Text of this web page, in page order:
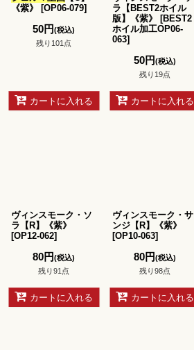
《紫》
[OP06-079]
50円(税込)
残り101点
カートに入れる
ラ【BEST2ホイル
版】《紫》
[BEST2
ホイル加工OP06-
063]
50円(税込)
残り19点
カートに入れる
ヴィンスモーク・ソ
ラ【R】《紫》
[OP12-062]
80円(税込)
残り91点
カートに入れる
ヴィンスモーク・サ
ンジ【R】《紫》
[OP10-063]
80円(税込)
残り98点
カートに入れる